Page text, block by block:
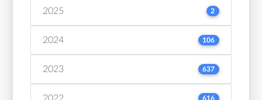
2025 2
2024 106
2023 637
2022 616